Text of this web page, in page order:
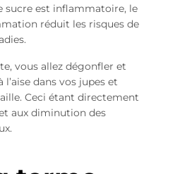
sucre est inflammatoire, le
réduit les risques de
vous allez dégonfler et
dans vos jupes et
Ceci étant directement
aux diminution des